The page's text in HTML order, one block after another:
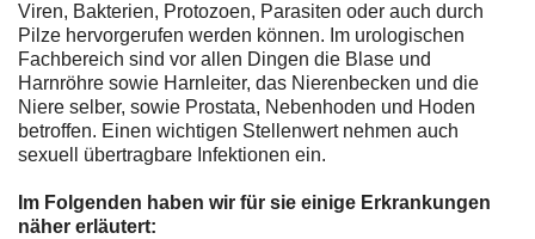
Viren, Bakterien, Protozoen, Parasiten oder auch durch
Pilze hervorgerufen werden können. Im urologischen
Fachbereich sind vor allen Dingen die Blase und
Harnröhre sowie Harnleiter, das Nierenbecken und die
Niere selber, sowie Prostata, Nebenhoden und Hoden
betroffen. Einen wichtigen Stellenwert nehmen auch
sexuell übertragbare Infektionen ein.
Im Folgenden haben wir für sie einige Erkrankungen
näher erläutert: